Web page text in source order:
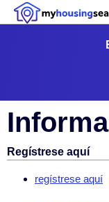
Regístrese aquí
regístrese aquí